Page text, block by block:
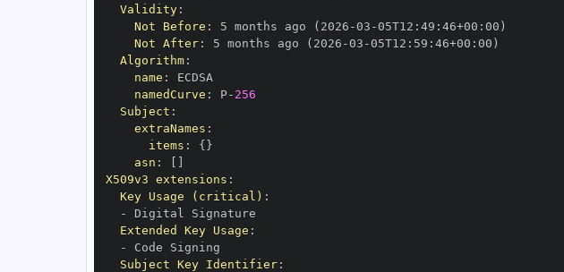
Validity:
Not Before : 5 months ago (2026 -03 -05T12 : 49 : 46+00 :
Not After: 5 months ago (2026 -03 -05T12 : 59 : 46+00 :
Algorithm:
name :
namedCurve : P- 256
Subject :
extraNames :
items : { }
asn :
X509v3 extensions :
Key Usage (critical) :
-
Extended Key Usage :
-
Subject Key Identifier: